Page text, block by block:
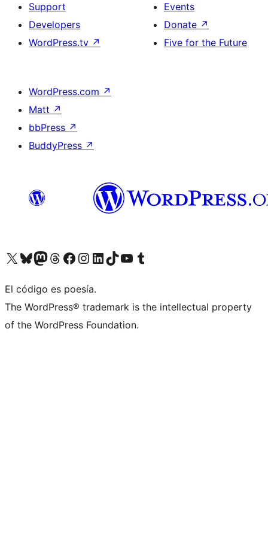
Support
Developers
WordPress.tv ↗
Events
Donate ↗
Five for the Future
WordPress.com ↗
Matt ↗
bbPress ↗
BuddyPress ↗
Visit our X (formerly Twitter) account
Visit our Bluesky account
Visit our Mastodon account
Visit our Threads account
Visit our Facebook page
Visit our Instagram account
Visit our LinkedIn account
Visit our TikTok account
Visit our YouTube channel
Visit our Tumblr account
El código es poesía.
The WordPress® trademark is the intellectual property
of the WordPress Foundation.